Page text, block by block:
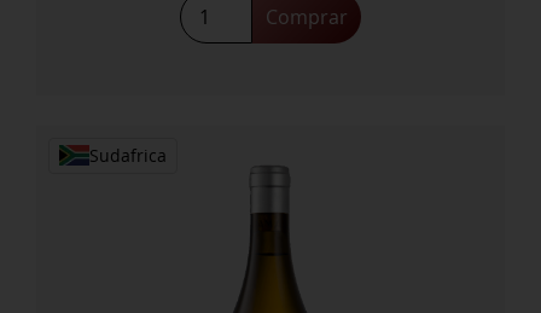
Syrah
Comprar
Sudafrica